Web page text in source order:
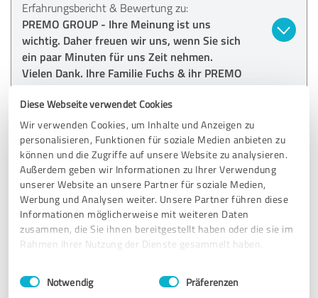
Diese Webseite verwendet Cookies
Wir verwenden Cookies, um Inhalte und Anzeigen zu
personalisieren, Funktionen für soziale Medien anbieten zu
können und die Zugriffe auf unsere Website zu analysieren.
Außerdem geben wir Informationen zu Ihrer Verwendung
unserer Website an unsere Partner für soziale Medien,
Werbung und Analysen weiter. Unsere Partner führen diese
Informationen möglicherweise mit weiteren Daten
zusammen, die Sie ihnen bereitgestellt haben oder die sie im
Rahmen Ihrer Nutzung der Dienste gesammelt haben.
Impressum Datenschutzbestimmungen
Einwilligungsauswahl
Notwendig Präferenzen
Erfahrungsbericht & Bewertung zu:
PREMO GROUP - Ihre Meinung ist uns
wichtig. Daher freuen wir uns, wenn Sie sich
ein paar Minuten für uns Zeit nehmen.
Vielen Dank. Ihre Familie Fuchs & ihr PREMO
Team
06.11.2020 Giusi V.
5,00 von 5
SEHR GUT Empfehlung
Das Motto ist, wir leben Kaffee. Und es stimmt. Super